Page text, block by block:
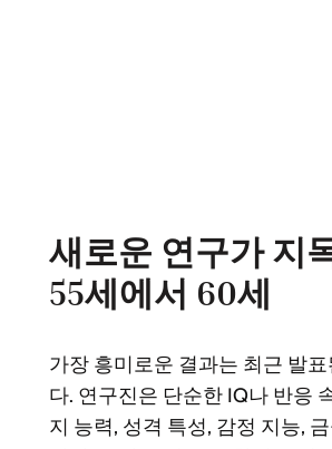
새로운 연구가 지
55세에서 60세
가장 흥미로운 결과는 최근 발
다. 연구진은 단순한 IQ나 반응
지 능력, 성격 특성, 감정 지능,